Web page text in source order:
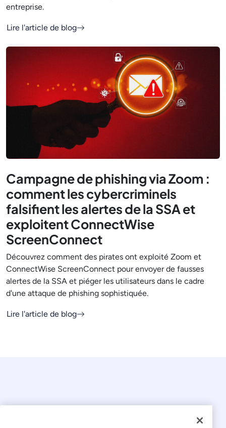
entreprise.
Lire l'article de blog
Campagne de phishing via Zoom :
comment les cybercriminels
falsifient les alertes de la SSA et
exploitent ConnectWise
ScreenConnect
Découvrez comment des pirates ont exploité Zoom et
ConnectWise ScreenConnect pour envoyer de fausses
alertes de la SSA et piéger les utilisateurs dans le cadre
d'une attaque de phishing sophistiquée.
Lire l'article de blog